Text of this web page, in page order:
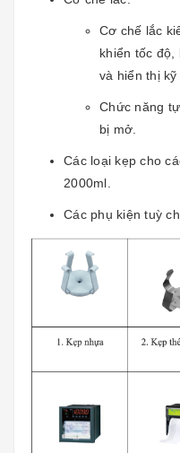
Cơ chế lắc
khiển tốc độ,
và hiển thị kỹ
Chức năng
bị mở.
Các loại kẹp cho
2000ml.
Các phụ kiện tuỳ